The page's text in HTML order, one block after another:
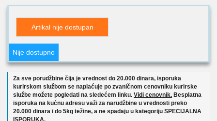
Artikal nije dostupan
Nije dostupno
Za sve porudžbine čija je vrednost do 20.000 dinara, isporuka
kurirskom službom se naplaćuje po zvaničnom cenovniku kurirske
službe možete pogledati na sledećem linku. Vidi cenovnik. Besplatna
isporuka na kućnu adresu važi za narudžbine u vrednosti preko
20.000 dinara i do 5kg težine, a ne spadaju u kategoriju SPECIJALNA
ISPORUKA.